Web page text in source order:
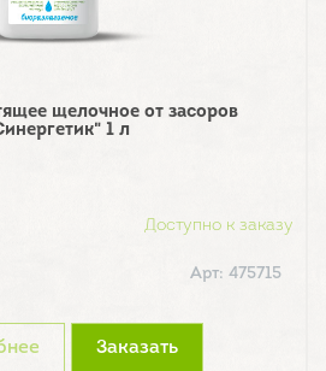
щелочное от засоров
1 л
Доступно к заказу
Арт: 475715
Заказать